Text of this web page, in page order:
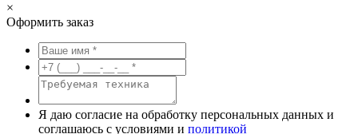
×
Оформить заказ
Я даю согласие на обработку персональных данных и
соглашаюсь с условиями и политикой